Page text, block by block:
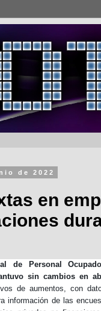
de 2022
en
de Personal
sin cambios en
de aumentos, con
información de las